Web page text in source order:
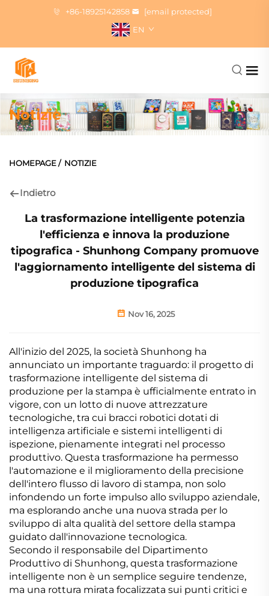
+86-18925142858
[email protected]
EN
Notizie
HOMEPAGE/ NOTIZIE
Indietro
La trasformazione intelligente potenzia
l'efficienza e innova la produzione
tipografica - Shunhong Company promuove
l'aggiornamento intelligente del sistema di
produzione tipografica
Nov 16, 2025
All'inizio del 2025, la società Shunhong ha
annunciato un importante traguardo: il progetto di
trasformazione intelligente del sistema di
produzione per la stampa è ufficialmente entrato in
vigore, con un lotto di nuove attrezzature
tecnologiche, tra cui bracci robotici dotati di
intelligenza artificiale e sistemi intelligenti di
ispezione, pienamente integrati nel processo
produttivo. Questa trasformazione ha permesso
l'automazione e il miglioramento della precisione
dell'intero flusso di lavoro di stampa, non solo
infondendo un forte impulso allo sviluppo aziendale,
ma esplorando anche una nuova strada per lo
sviluppo di alta qualità del settore della stampa
guidato dall'innovazione tecnologica.
Secondo il responsabile del Dipartimento
Produttivo di Shunhong, questa trasformazione
intelligente non è un semplice seguire tendenze,
ma una rottura mirata focalizzata sui punti critici e